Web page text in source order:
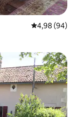
Gemiddelde
4,98 (94)